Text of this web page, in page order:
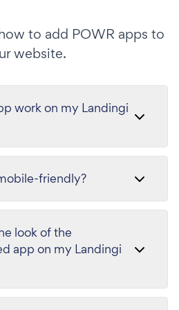
to add POWR apps to
website.
work on my Landingi
friendly?
look of the
app on my Landingi